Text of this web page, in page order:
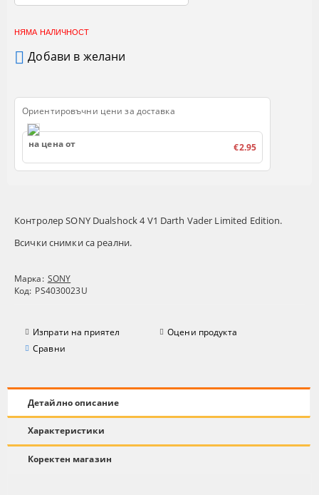
Контролер SONY Dualshock 4 V1 Darth Vader Limited Edition.
Всички снимки са реални.
Марка: SONY
Код: PS4030023U
Изпрати на приятел
Оцени продукта
Сравни
НЯМА НАЛИЧНОСТ
Добави в желани
Ориентировъчни цени за доставка
на цена от €2.95
Детайлно описание
Характеристики
Коректен магазин